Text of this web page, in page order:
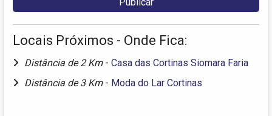
Locais Próximos - Onde Fica:
Distância de 2 Km - Casa das Cortinas Siomara Faria
Distância de 3 Km - Moda do Lar Cortinas